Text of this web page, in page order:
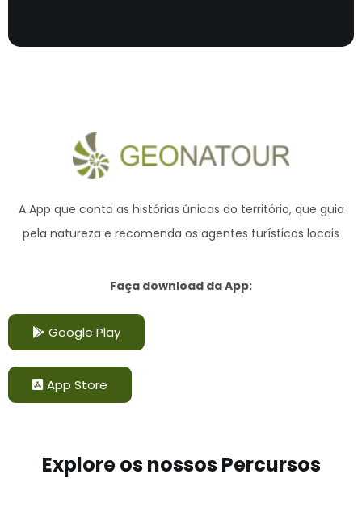
A App que conta as histórias únicas do território, que guia
pela natureza e recomenda os agentes turísticos locais
Faça download da App:
Google Play
App Store
Explore os nossos Percursos